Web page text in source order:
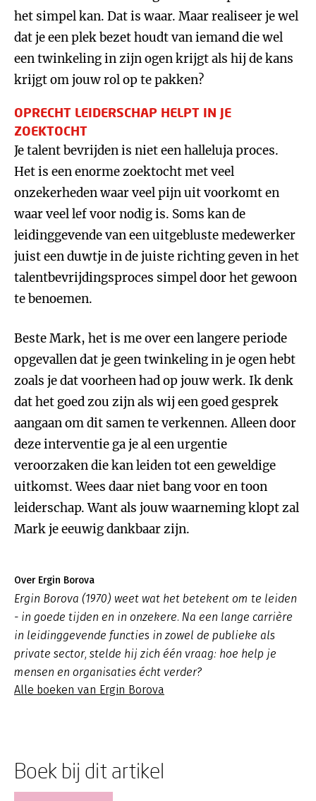
het simpel kan. Dat is waar. Maar realiseer je wel
dat je een plek bezet houdt van iemand die wel
een twinkeling in zijn ogen krijgt als hij de kans
krijgt om jouw rol op te pakken?
OPRECHT LEIDERSCHAP HELPT IN JE
ZOEKTOCHT
Je talent bevrijden is niet een halleluja proces.
Het is een enorme zoektocht met veel
onzekerheden waar veel pijn uit voorkomt en
waar veel lef voor nodig is. Soms kan de
leidinggevende van een uitgebluste medewerker
juist een duwtje in de juiste richting geven in het
talentbevrijdingsproces simpel door het gewoon
te benoemen.
Beste Mark, het is me over een langere periode
opgevallen dat je geen twinkeling in je ogen hebt
zoals je dat voorheen had op jouw werk. Ik denk
dat het goed zou zijn als wij een goed gesprek
aangaan om dit samen te verkennen. Alleen door
deze interventie ga je al een urgentie
veroorzaken die kan leiden tot een geweldige
uitkomst. Wees daar niet bang voor en toon
leiderschap. Want als jouw waarneming klopt zal
Mark je eeuwig dankbaar zijn.
Over Ergin Borova
Ergin Borova (1970) weet wat het betekent om te leiden
- in goede tijden en in onzekere. Na een lange carrière
in leidinggevende functies in zowel de publieke als
private sector, stelde hij zich één vraag: hoe help je
mensen en organisaties écht verder?
Alle boeken van Ergin Borova
Boek bij dit artikel